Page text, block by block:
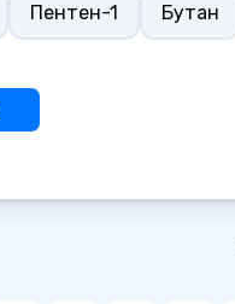
Пентен-1 Бутан